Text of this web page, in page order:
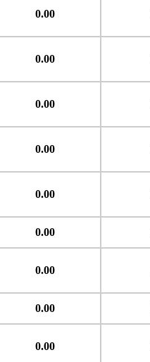
0.00
0.00
0.00
0.00
0.00
0.00
0.00
0.00
0.00